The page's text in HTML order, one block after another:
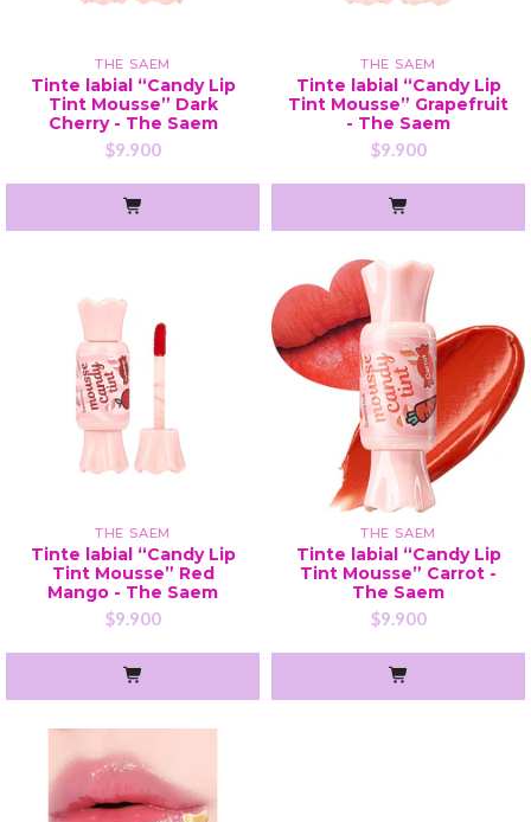
THE SAEM
Tinte labial “Candy Lip
Tint Mousse” Dark
Cherry - The Saem
$9.900
THE SAEM
Tinte labial “Candy Lip
Tint Mousse” Grapefruit
- The Saem
$9.900
THE SAEM
Tinte labial “Candy Lip
Tint Mousse” Red
Mango - The Saem
$9.900
THE SAEM
Tinte labial “Candy Lip
Tint Mousse” Carrot -
The Saem
$9.900